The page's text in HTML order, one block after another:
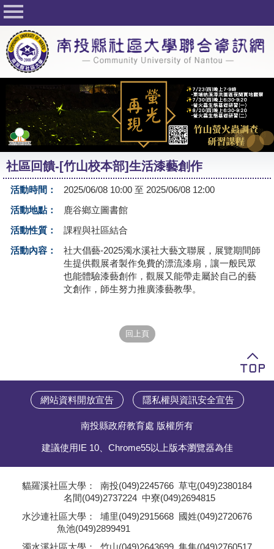
回首頁
關於社大
公佈欄
行事曆
最新活動
活動花絮
課程一覽表
志工與社團
友站連結
社區回饋-[竹山校本部]生活漆藝創作
活動時間：
2025/06/08 10:00 至 2025/06/08 12:00
活動地點：
鹿谷鄉立圖書館
活動性質：
課程與社區結合
活動內容：
社大倡藝-2025濁水溪社大藝文聯展，展覽期間師
生提供觀展者製作免費的漂流漆扇，讓一般民眾
也能體驗漆藝創作，觀展又能帶走屬於自己的藝
文創作，師生努力推廣漆藝教學。
網站資料開放宣告 隱私權與資訊安全宣告
南投縣政府教育處 版權所有
建議使用IE 10、Chrome55以上版本瀏覽器為佳
貓羅溪社區大學： 南投(049)2245766 草屯(049)2380184
名間(049)2737224 中寮(049)2694815
水沙連社區大學： 埔里(049)2915668 國姓(049)2720676
魚池(049)2899491
濁水溪社區大學： 竹山(049)2643699 集集(049)2760517